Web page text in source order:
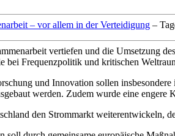
– vor allem in der Verteidigung –
vertiefen und die Umsetzung des
bei Frequenzpolitik und kritischen
und Innovation sollen
werden. Zudem wurde eine engere
den Strommarkt weiterentwickeln,